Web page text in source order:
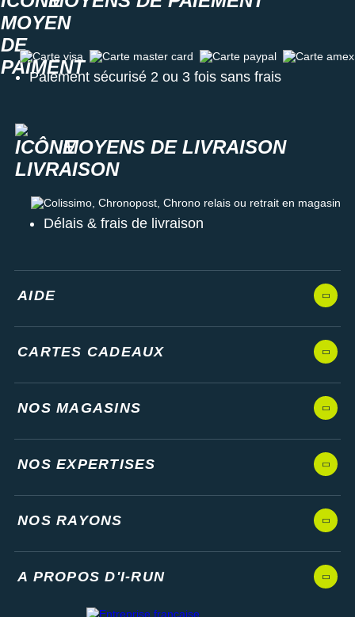
Carte visa Carte master card Carte paypal Carte amex
Paiement sécurisé 2 ou 3 fois sans frais
MOYENS DE LIVRAISON
Colissimo, Chronopost, Chrono relais ou retrait en magasin
Délais & frais de livraison
AIDE
CARTES CADEAUX
NOS MAGASINS
NOS EXPERTISES
NOS RAYONS
A PROPOS D'I-RUN